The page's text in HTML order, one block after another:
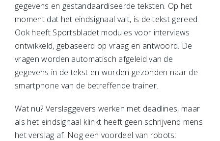
gegevens en gestandaardiseerde teksten. Op het
moment dat het eindsignaal valt, is de tekst gereed.
Ook heeft Sportsbladet modules voor interviews
ontwikkeld, gebaseerd op vraag en antwoord. De
vragen worden automatisch afgeleid van de
gegevens in de tekst en worden gezonden naar de
smartphone van de betreffende trainer.
Wat nu? Verslaggevers werken met deadlines, maar
als het eindsignaal klinkt heeft geen schrijvend mens
het verslag af. Nog een voordeel van robots: